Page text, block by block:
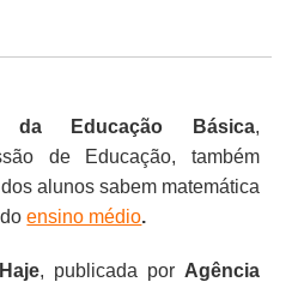
da Educação Básica,
de Educação, também
alunos sabem matemática
doensino médio.
, publicada por Agência